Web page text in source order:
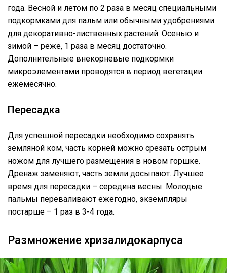
года. Весной и летом по 2 раза в месяц специальными
подкормками для пальм или обычными удобрениями
для декоративно-лиственных растений. Осенью и
зимой – реже, 1 раза в месяц достаточно.
Дополнительные внекорневые подкормки
микроэлементами проводятся в период вегетации
ежемесячно.
Пересадка
Для успешной пересадки необходимо сохранять
земляной ком, часть корней можно срезать острым
ножом для лучшего размещения в новом горшке.
Дренаж заменяют, часть земли досыпают. Лучшее
время для пересадки – середина весны. Молодые
пальмы переваливают ежегодно, экземпляры
постарше – 1 раз в 3-4 года.
Размножение хризалидокарпуса